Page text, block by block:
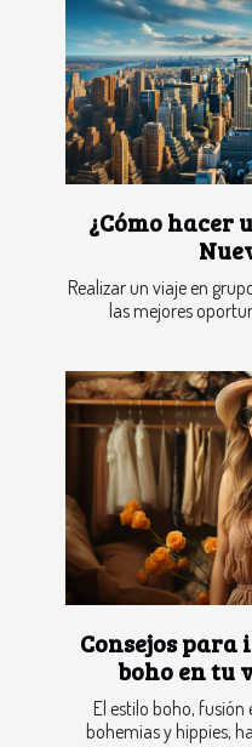
¿Cómo hacer
Realizar un viaje en
las mejores
Consejos
boho en tu
El estilo boho,
bohemias y hippies,